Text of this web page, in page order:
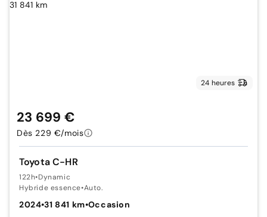
24 heures
Toyota C-HR
122h•Dynamic
Hybride essence•Auto.
2024•31 841 km•Occasion
23 699 €
Dès 229 €/mois